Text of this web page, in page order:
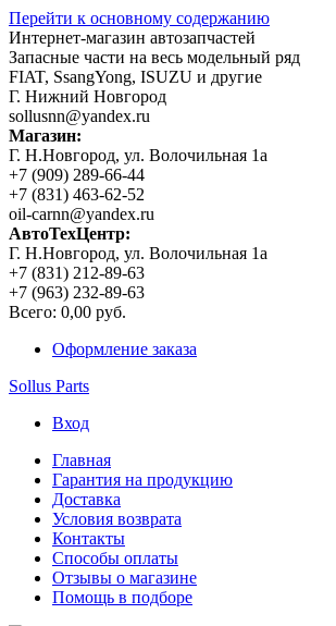
Перейти к основному содержанию
Интернет-магазин автозапчастей
Запасные части на весь модельный ряд
FIAT, SsangYong, ISUZU и другие
Г. Нижний Новгород
sollusnn@yandex.ru
Магазин:
Г. Н.Новгород, ул. Волочильная 1а
+7 (909) 289-66-44
+7 (831) 463-62-52
oil-carnn@yandex.ru
АвтоТехЦентр:
Г. Н.Новгород, ул. Волочильная 1а
+7 (831) 212-89-63
+7 (963) 232-89-63
Всего: 0,00 руб.
Оформление заказа
Sollus Parts
Вход
Главная
Гарантия на продукцию
Доставка
Условия возврата
Контакты
Способы оплаты
Отзывы о магазине
Помощь в подборе